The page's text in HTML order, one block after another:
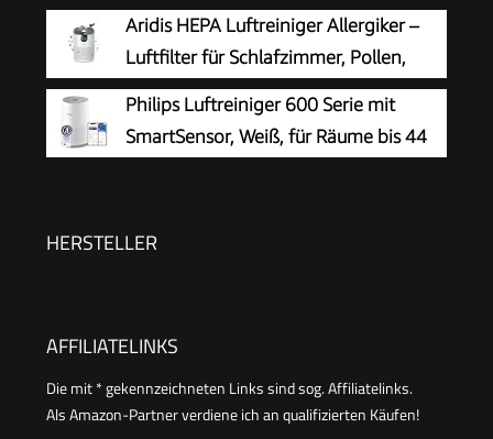
Aridis HEPA Luftreiniger Allergiker –
Luftfilter für Schlafzimmer, Pollen,
Allergien, Gerüche & Tierhaare, Air
Purifier mit Aromatherapie, 7,2W, 3
Geschwindigkeiten, Geräuscharm
Philips Luftreiniger 600 Serie mit
SmartSensor, Weiß, für Räume bis 44
HERSTELLER
AFFILIATELINKS
Die mit * gekennzeichneten Links sind sog. Affiliatelinks.
Als Amazon-Partner verdiene ich an qualifizierten Käufen!